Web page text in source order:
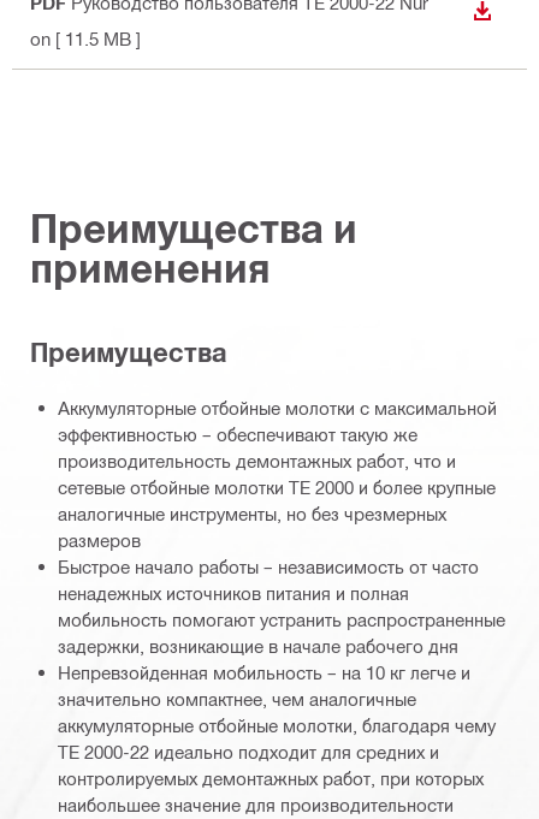
on [ 11.5 MB ]
Преимущества и
применения
Преимущества
Аккумуляторные отбойные молотки с максимальной
эффективностью – обеспечивают такую же
производительность демонтажных работ, что и
сетевые отбойные молотки TE 2000 и более крупные
аналогичные инструменты, но без чрезмерных
размеров
Быстрое начало работы – независимость от часто
ненадежных источников питания и полная
мобильность помогают устранить распространенные
задержки, возникающие в начале рабочего дня
Непревзойденная мобильность – на 10 кг легче и
значительно компактнее, чем аналогичные
аккумуляторные отбойные молотки, благодаря чему
TE 2000-22 идеально подходит для средних и
контролируемых демонтажных работ, при которых
наибольшее значение для производительности